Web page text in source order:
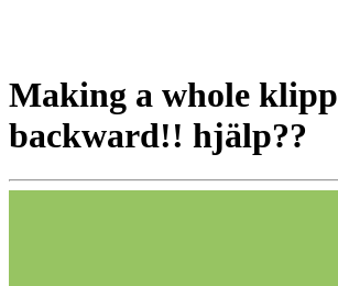
Making a whole klipp
backward!! hjälp??